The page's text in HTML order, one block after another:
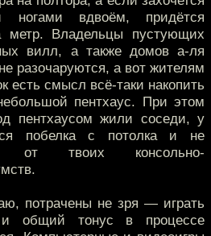
ногами вдвоём, придётся
метр. Владельцы пустующих
вилл, а также домов а-ля
разочаруются, а вот жителям
есть смысл всё-таки накопить
пентхаус. При этом
пентхаусом жили соседи, у
побелка с потолка и не
от твоих консольно-
потрачены не зря — играть
и общий тонус в процессе